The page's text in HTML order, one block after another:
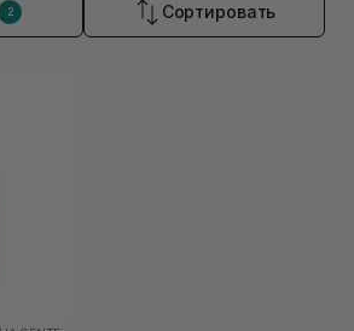
2 Сортировать